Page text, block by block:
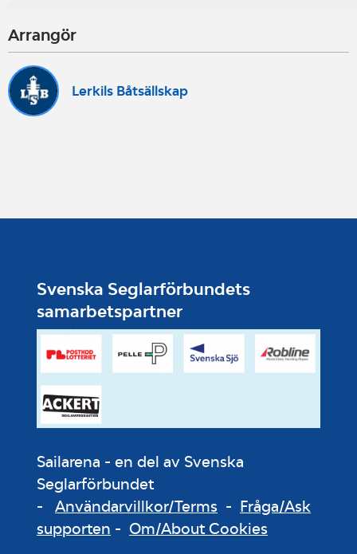
Arrangör
Lerkils Båtsällskap
Svenska Seglarförbundets
samarbetspartner
Sailarena - en del av Svenska
Seglarförbundet
- Användarvillkor/Terms - Fråga/Ask
supporten - Om/About Cookies